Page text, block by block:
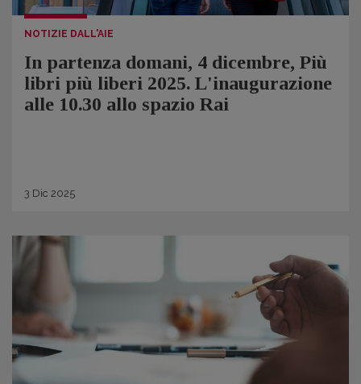
NOTIZIE DALL'AIE
In partenza domani, 4 dicembre, Più
libri più liberi 2025. L'inaugurazione
alle 10.30 allo spazio Rai
3 Dic 2025